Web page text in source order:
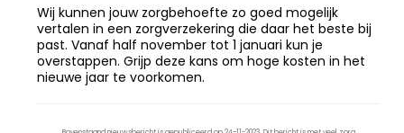
Wij kunnen jouw zorgbehoefte zo goed mogelijk
vertalen in een zorgverzekering die daar het beste bij
past. Vanaf half november tot 1 januari kun je
overstappen. Grijp deze kans om hoge kosten in het
nieuwe jaar te voorkomen.